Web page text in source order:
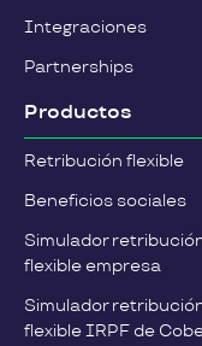
Integraciones
Partnerships
Productos
Retribución flexible
Beneficios sociales
Simulador
flexible empresa
Simulador
flexible IRPF de